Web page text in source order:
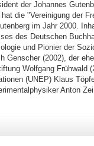
der Johannes
die "Vereinigung der
im Jahr 2000.
des Deutschen
und Pionier der
Genscher (2002), der
Wolfgang Frühwald
(UNEP) Klaus
Anton